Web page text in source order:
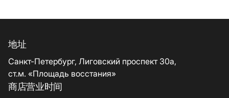
地址
Санкт-Петербург, Лиговский проспект 30а,
ст.м. «Площадь восстания»
商店营业时间